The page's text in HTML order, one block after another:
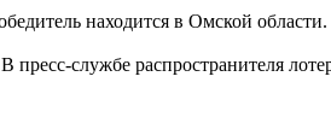
находится в Омской области.
службе распространителя